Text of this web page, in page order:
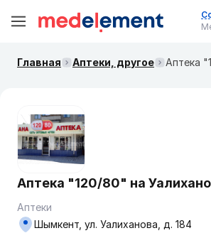
Главная Аптеки, другое
Аптека "120/80" на
Аптеки
Шымкент, ул. Уалиханова, д. 184